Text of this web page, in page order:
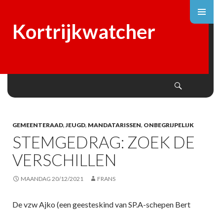
Kortrijkwatcher
GEMEENTERAAD,JEUGD, MANDATARISSEN, ONBEGRIJPELIJK
STEMGEDRAG: ZOEK DE
VERSCHILLEN
MAANDAG 20/12/2021 FRANS
De vzw Ajko (een geesteskind van SP.A-schepen Bert